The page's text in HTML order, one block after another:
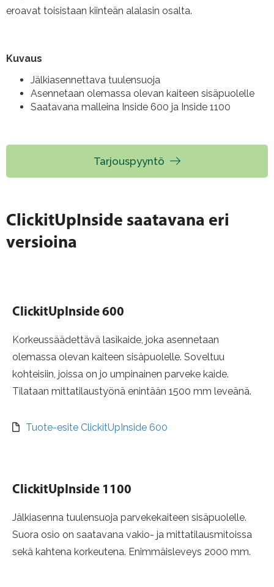
eroavat toisistaan kiinteän alalasin osalta.
Kuvaus
Jälkiasennettava tuulensuoja
Asennetaan olemassa olevan kaiteen sisäpuolelle
Saatavana malleina Inside 600 ja Inside 1100
Tarjouspyyntö
ClickitUpInside saatavana eri
versioina
ClickitUpInside 600
Korkeussäädettävä lasikaide, joka asennetaan
olemassa olevan kaiteen sisäpuolelle. Soveltuu
kohteisiin, joissa on jo umpinainen parveke kaide.
Tilataan mittatilaustyönä enintään 1500 mm leveänä.
Tuote-esite ClickitUpInside 600
ClickitUpInside 1100
Jälkiasenna tuulensuoja parvekekaiteen sisäpuolelle.
Suora osio on saatavana vakio- ja mittatilausmitoissa
sekä kahtena korkeutena. Enimmäisleveys 2000 mm.